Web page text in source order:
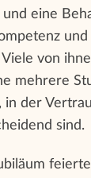
eine
von
mehrere
der
sind.